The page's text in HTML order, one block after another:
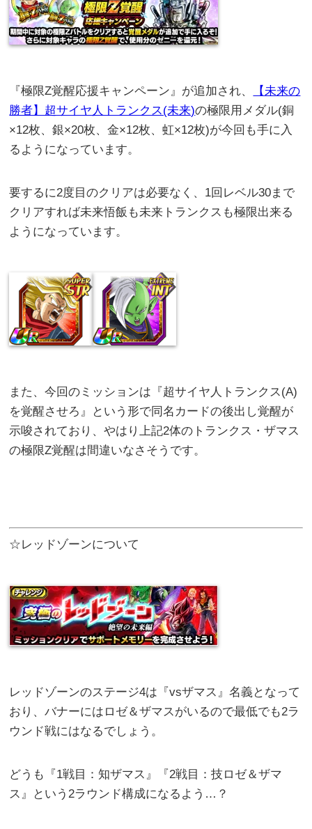
『極限Z覚醒応援キャンペーン』が追加され、
【未来の
勝者】超サイヤ人トランクス(未来)の極限用メダル(銅
×12枚、銀×20枚、金×12枚、虹×12枚)が今回も手に入
るようになっています。
要するに2度目のクリアは必要なく、1回レベル30まで
クリアすれば未来悟飯も未来トランクスも極限出来る
ようになっています。
また、今回のミッションは『超サイヤ人トランクス(A)
を覚醒させろ』という形で同名カードの後出し覚醒が
示唆されており、やはり上記2体のトランクス・ザマス
の極限Z覚醒は間違いなさそうです。
☆レッドゾーンについて
レッドゾーンのステージ4は『vsザマス』名義となって
おり、バナーにはロゼ＆ザマスがいるので最低でも2ラ
ウンド戦にはなるでしょう。
どうも『1戦目：知ザマス』『2戦目：技ロゼ＆ザマ
ス』という2ラウンド構成になるよう…？